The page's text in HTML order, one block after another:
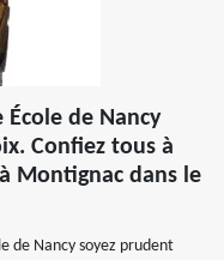
de Nancy
Confiez tous à
Montignac dans le
de Nancy soyez prudent